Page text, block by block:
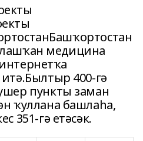
медицина
400-гә
пункты заман
ҡуллана башлаһа,
351-гә етәсәк.